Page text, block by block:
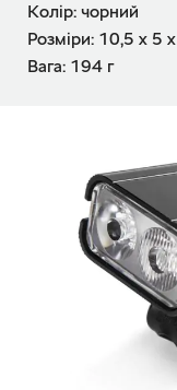
Колір: чорний
Розміри: 10,5 х 5
Вага: 194 г